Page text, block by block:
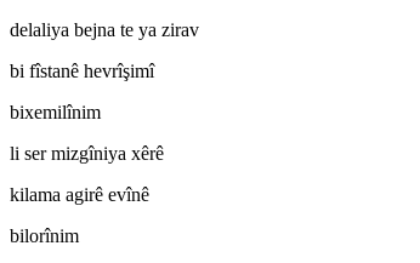
delaliya bejna te ya zirav
bi fîstanê hevrîşimî
bixemilînim
li ser mizgîniya xêrê
kilama agirê evînê
bilorînim